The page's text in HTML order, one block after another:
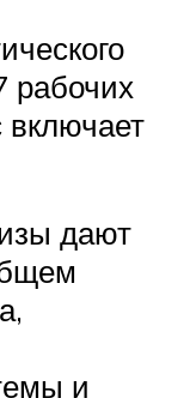
рабочих
дают
и